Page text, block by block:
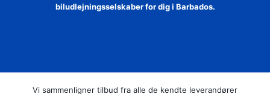
biludlejningsselskaber for dig i Barbados.
Vi sammenligner tilbud fra alle de kendte leverandører